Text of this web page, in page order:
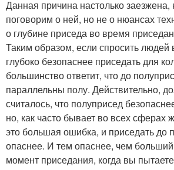
Данная причина настолько
поговорим о ней, но не о нюансах
о глубине приседа во время
Таким образом, если спросить людей
глубоко безопаснее приседать для
большинство ответит, что до
параллельны полу. Действительно,
считалось, что полуприсед
но, как часто бывает во всех сферах
это большая ошибка, и приседать до
опаснее. И тем опаснее, чем
момент приседания, когда вы